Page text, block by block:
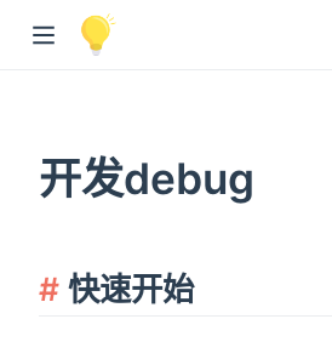
开发debug
快速开始